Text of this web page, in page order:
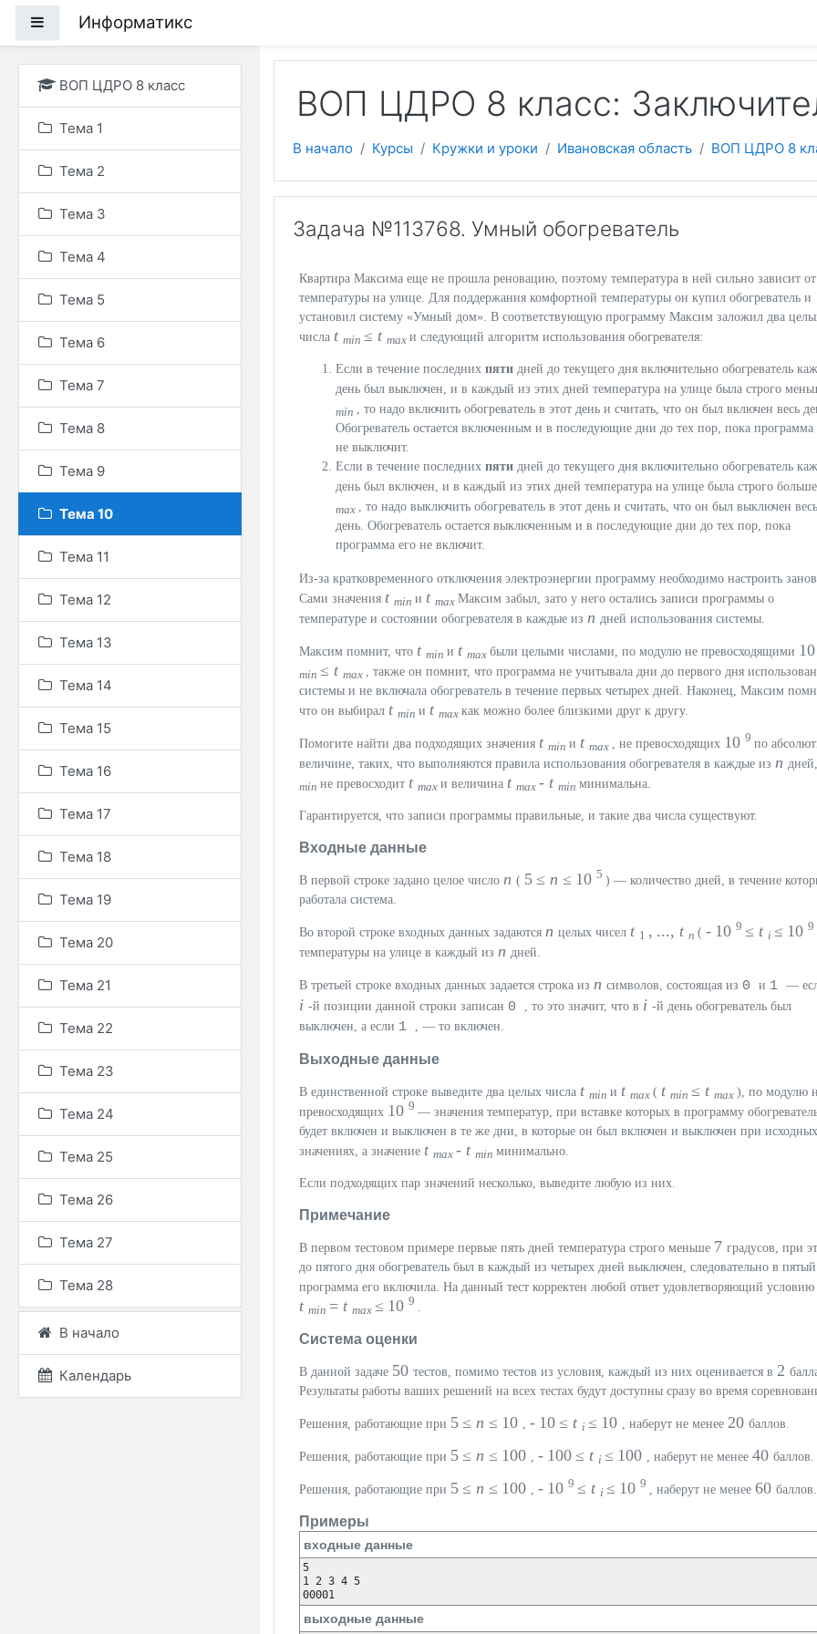
Боковая панель
Информатикс
ВОП ЦДРО 8 класс
Тема 1
Тема 2
Тема 3
Тема 4
Тема 5
Тема 6
Тема 7
Тема 8
Тема 9
Тема 10
Тема 11
Тема 12
Тема 13
Тема 14
Тема 15
Тема 16
Тема 17
Тема 18
Тема 19
Тема 20
Тема 21
Тема 22
Тема 23
Тема 24
Тема 25
Тема 26
Тема 27
Тема 28
В начало
Календарь
ВОП ЦДРО 8 класс:
В начало Курсы Кружки и уроки Ивановская область ВОП ЦДРО 8
Задача №113768. Умный обогреватель
Квартира Максима еще не прошла реновацию, поэтому температура в ней сильно зависит от
температуры на улице. Для поддержания комфортной температуры он купил обогреватель и
установил систему «Умный дом». В соответствующую программу Максим заложил два
числа t min ≤ t max и следующий алгоритм использования обогревателя:
Если в течение последних пяти дней до текущего дня включительно обогреватель
день был выключен, и в каждый из этих дней температура на улице была строго
min , то надо включить обогреватель в этот день и считать, что он был включен весь
Обогреватель остается включенным и в последующие дни до тех пор, пока программа
не выключит.
Если в течение последних пяти дней до текущего дня включительно обогреватель
день был включен, и в каждый из этих дней температура на улице была строго больше
max , то надо выключить обогреватель в этот день и считать, что он был выключен весь
день. Обогреватель остается выключенным и в последующие дни до тех пор, пока
программа его не включит.
Из-за кратковременного отключения электроэнергии программу необходимо настроить
Сами значения t min и t max Максим забыл, зато у него остались записи программы о
температуре и состоянии обогревателя в каждые из n дней использования системы.
Максим помнит, что t min и t max были целыми числами, по модулю не превосходящими 10
min ≤ t max , также он помнит, что программа не учитывала дни до первого дня
системы и не включала обогреватель в течение первых четырех дней. Наконец, Максим
что он выбирал t min и t max как можно более близкими друг к другу.
Помогите найти два подходящих значения t min и t max , не превосходящих 10 9 по
величине, таких, что выполняются правила использования обогревателя в каждые из n дней,
min не превосходит t max и величина t max - t min минимальна.
Гарантируется, что записи программы правильные, и такие два числа существуют.
Входные данные
В первой строке задано целое число n ( 5 ≤ n ≤ 10 5 ) — количество дней, в течение
работала система.
Во второй строке входных данных задаются n целых чисел t 1 , ..., t n ( - 10 9 ≤ t i ≤ 10 9
температуры на улице в каждый из n дней.
В третьей строке входных данных задается строка из n символов, состоящая из 0 и 1 —
i -й позиции данной строки записан 0 , то это значит, что в i -й день обогреватель был
выключен, а если 1 , — то включен.
Выходные данные
В единственной строке выведите два целых числа t min и t max ( t min ≤ t max ), по модулю
превосходящих 10 9 — значения температур, при вставке которых в программу
будет включен и выключен в те же дни, в которые он был включен и выключен при исходных
значениях, а значение t max - t min минимально.
Если подходящих пар значений несколько, выведите любую из них.
Примечание
В первом тестовом примере первые пять дней температура строго меньше 7 градусов, при
до пятого дня обогреватель был в каждый из четырех дней выключен, следовательно в
программа его включила. На данный тест корректен любой ответ удовлетворяющий условию
t min = t max ≤ 10 9 .
Система оценки
В данной задаче 50 тестов, помимо тестов из условия, каждый из них оценивается в 2
Результаты работы ваших решений на всех тестах будут доступны сразу во время
Решения, работающие при 5 ≤ n ≤ 10 , - 10 ≤ t i ≤ 10 , наберут не менее 20 баллов.
Решения, работающие при 5 ≤ n ≤ 100 , - 100 ≤ t i ≤ 100 , наберут не менее 40 баллов.
Решения, работающие при 5 ≤ n ≤ 100 , - 10 9 ≤ t i ≤ 10 9 , наберут не менее 60 баллов.
Примеры
входные данные
5
1 2 3 4 5
00001
выходные данные